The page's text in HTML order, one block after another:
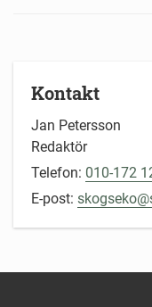
Kontakt
Jan Petersson
Redaktör
Telefon: 010-172
E-post: